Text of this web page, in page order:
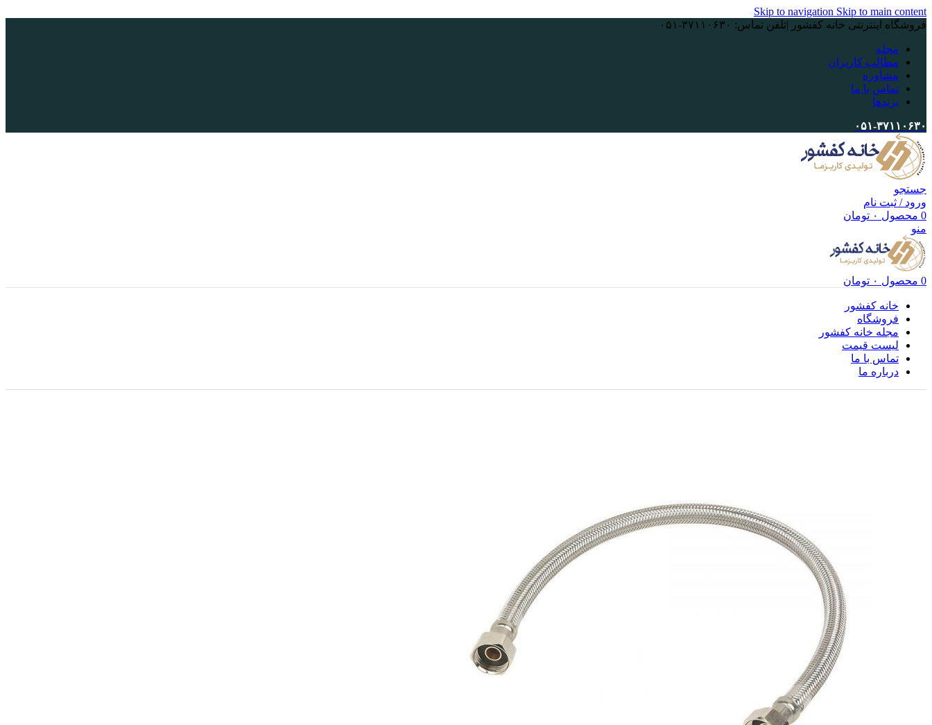
Skip to navigation Skip to main content
فروشگاه اینترنتی خانه کفشور |تلفن تماس: ۳۷۱۱۰۶۳۰-۰۵۱
مجله
مطالب کاربران
مشاوره
تماس با ما
برندها
۰۵۱-۳۷۱۱۰۶۳۰
جستجو
ورود / ثبت نام
0 محصول ۰ تومان
منو
0 محصول ۰ تومان
خانه کفشور
فروشگاه
مجله خانه کفشور
لیست قیمت
تماس با ما
درباره ما